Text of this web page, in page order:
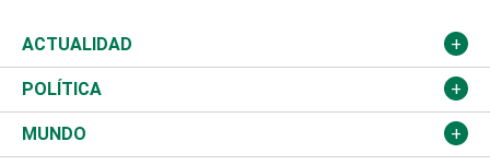
ACTUALIDAD
Nacional
Ciudad
POLÍTICA
Partidos
MUNDO